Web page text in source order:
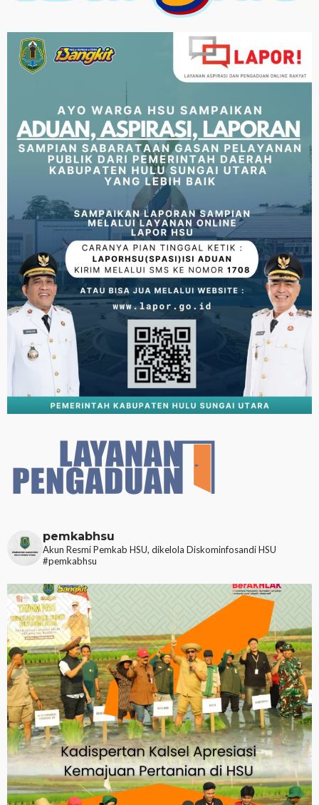
pemkabhsu
Akun Resmi Pemkab HSU, dikelola Diskominfosandi HSU
#pemkabhsu